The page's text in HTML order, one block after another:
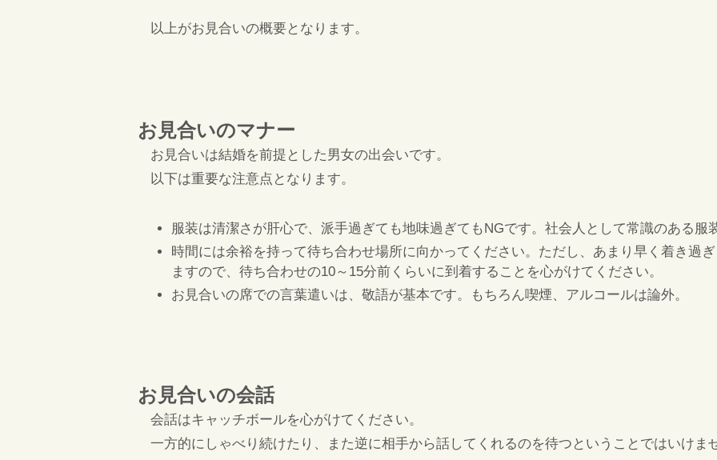
以上がお見合いの概要となります。
お見合いのマナー
お見合いは結婚を前提とした男女の出会いです。
以下は重要な注意点となります。
服装は清潔さが肝心で、派手過ぎても地味過ぎてもNGです。社会人として常識のある服
時間には余裕を持って待ち合わせ場所に向かってください。ただし、あまり早く着き過
ますので、待ち合わせの10～15分前くらいに到着することを心がけてください。
お見合いの席での言葉遣いは、敬語が基本です。もちろん喫煙、アルコールは論外。
お見合いの会話
会話はキャッチボールを心がけてください。
一方的にしゃべり続けたり、また逆に相手から話してくれるのを待つということではいけま